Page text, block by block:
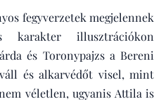
fegyverzetek megjelennek
karakter illusztrációkon
és Toronypajzs a Bereni
és alkarvédőt visel, mint
véletlen, ugyanis Attila is